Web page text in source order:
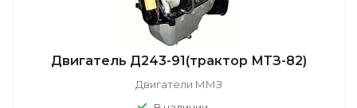
Двигатель Д243-91(трактор МТЗ-82)
Двигатели ММЗ